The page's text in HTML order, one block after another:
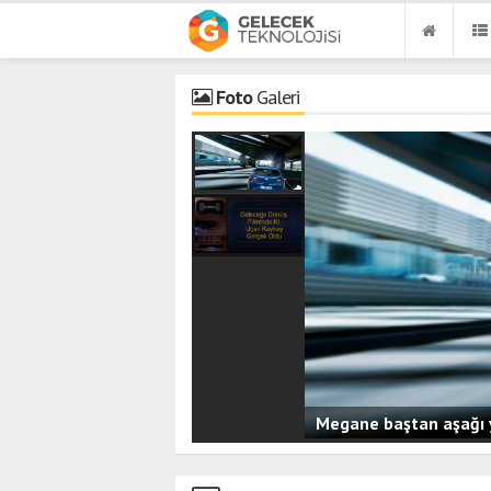
FotoGaleri
Megane baştan